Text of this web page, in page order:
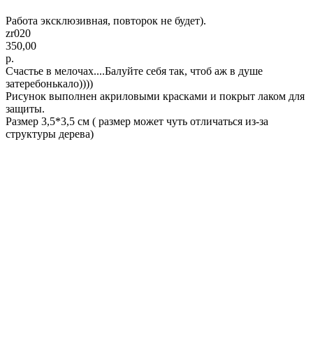
Работа эксклюзивная, повторок не будет).
zr020
350,00
р.
Счастье в мелочах....Балуйте себя так, чтоб аж в душе
затеребонькало))))
Рисунок выполнен акриловыми красками и покрыт лаком для
защиты.
Размер 3,5*3,5 см ( размер может чуть отличаться из-за
структуры дерева)